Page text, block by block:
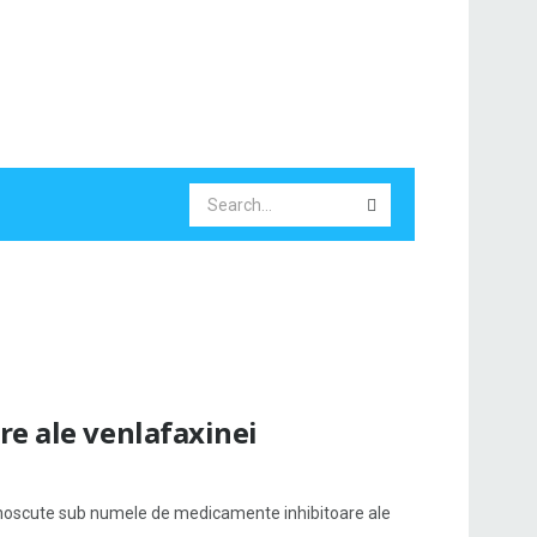
ale venlafaxinei
sub numele de medicamente inhibitoare ale